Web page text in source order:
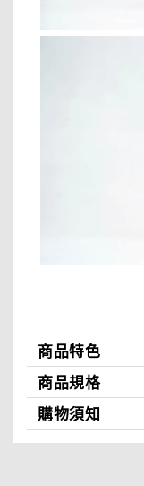
商品特色
商品規格
購物須知